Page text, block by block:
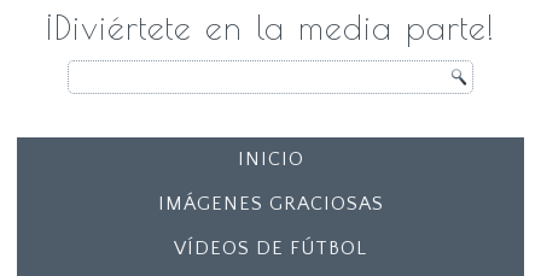
¡Diviértete en la media parte!
INICIO
IMÁGENES GRACIOSAS
VÍDEOS DE FÚTBOL